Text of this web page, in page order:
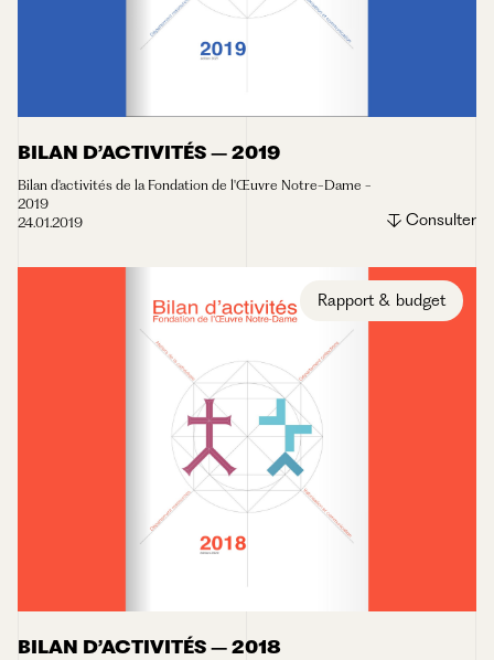
BILAN D’ACTIVITÉS – 2019
Bilan d'activités de la Fondation de l'Œuvre Notre-Dame -
2019
24.01.2019
Consulter
Rapport & budget
BILAN D’ACTIVITÉS – 2018